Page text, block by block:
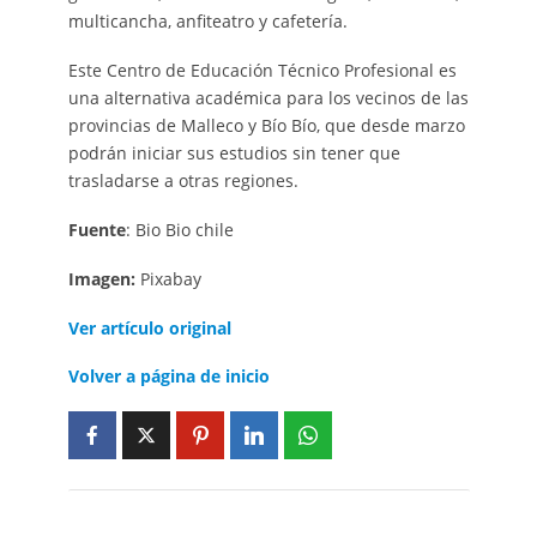
multicancha, anfiteatro y cafetería.
Este Centro de Educación Técnico Profesional es
una alternativa académica para los vecinos de las
provincias de Malleco y Bío Bío, que desde marzo
podrán iniciar sus estudios sin tener que
trasladarse a otras regiones.
Fuente: Bio Bio chile
Imagen: Pixabay
Ver artículo original
Volver a página de inicio